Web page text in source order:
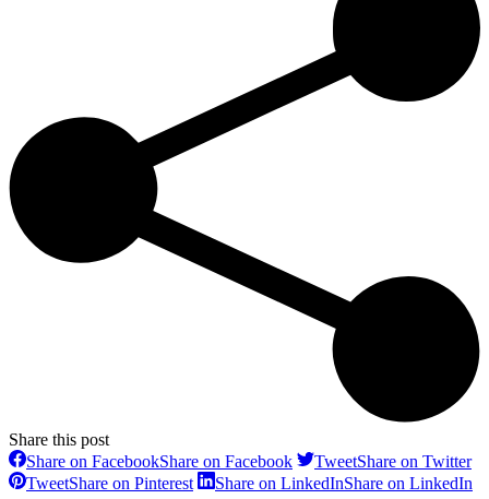
Share this post
Share on FacebookShare on Facebook TweetShare on Twitter
TweetShare on Pinterest Share on LinkedInShare on LinkedIn